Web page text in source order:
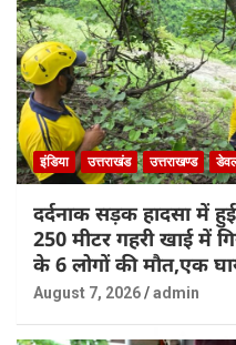
इंडिया उत्तराखंड उत्तराखण्ड
दर्दनाक सड़क हादसा में
250 मीटर गहरी खाई में
के 6 लोगों की मौत,एक
August 7, 2026 admin